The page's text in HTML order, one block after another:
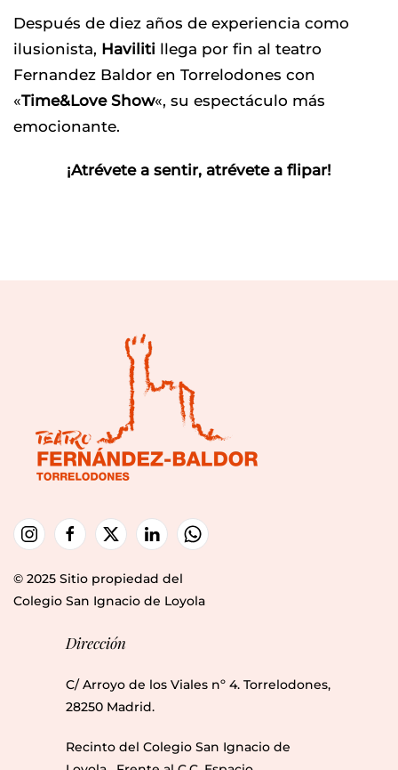
Después de diez años de experiencia como
ilusionista, Haviliti llega por fin al teatro
Fernandez Baldor en Torrelodones con
«Time&Love Show«, su espectáculo más
emocionante.
¡Atrévete a sentir, atrévete a flipar!
© 2025 Sitio propiedad del
Colegio San Ignacio de Loyola
Dirección
C/ Arroyo de los Viales nº 4. Torrelodones,
28250 Madrid.
Recinto del Colegio San Ignacio de